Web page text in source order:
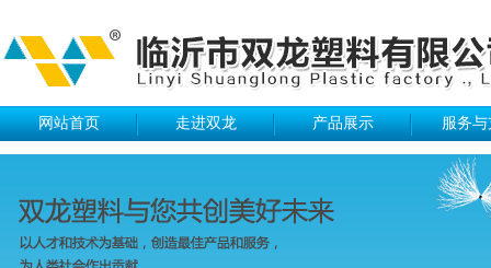
网站首页 走进双龙 产品展示 服务与